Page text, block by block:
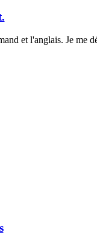
et l'anglais. Je me